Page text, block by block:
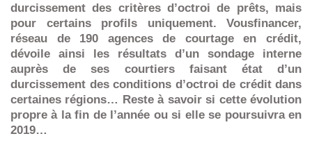
durcissement des critères d’octroi de prêts, mais
pour certains profils uniquement. Vousfinancer,
réseau de 190 agences de courtage en crédit,
dévoile ainsi les résultats d’un sondage interne
auprès de ses courtiers faisant état d’un
durcissement des conditions d’octroi de crédit dans
certaines régions… Reste à savoir si cette évolution
propre à la fin de l’année ou si elle se poursuivra en
2019…